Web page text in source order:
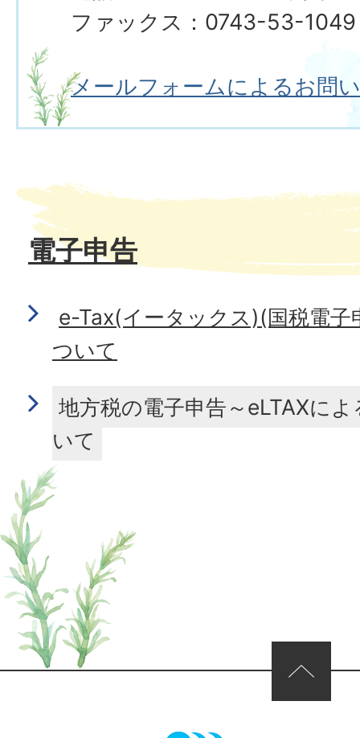
ファックス：0743-53-1049
メールフォームによるお問
電子申告
e-Tax(イータックス)(国税電
ついて
地方税の電子申告～eLTAXに
いて
ページの先頭へ